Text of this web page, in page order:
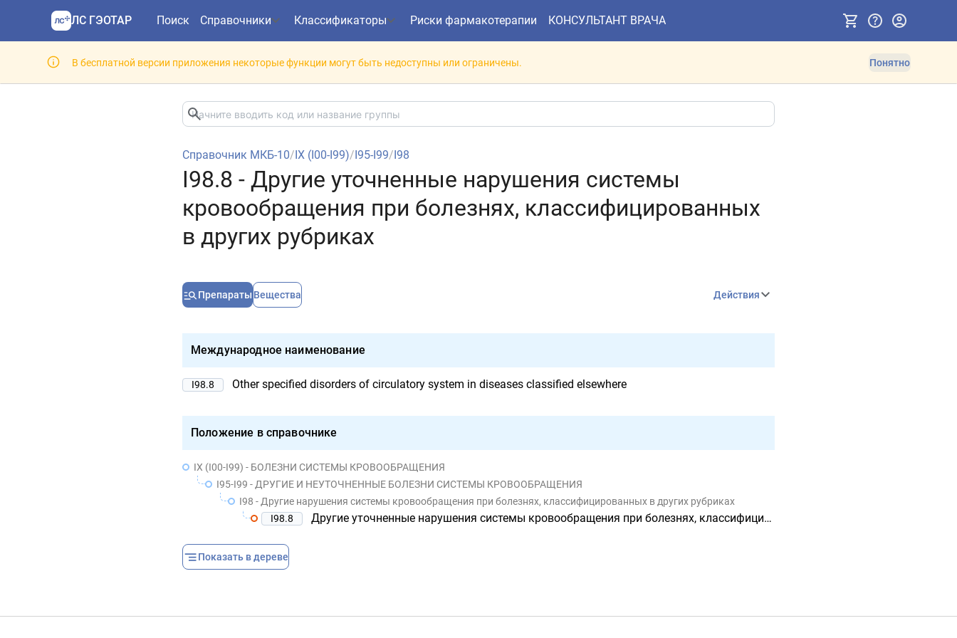
ЛС ГЭОТАР Поиск Справочники Классификаторы Риски фармакотерапии КОНСУЛЬТАНТ ВРАЧА
В бесплатной версии приложения некоторые функции могут быть недоступны или ограничены. Понятно
Справочник МКБ-10/IX (I00-I99)/I95-I99/I98
I98.8 - Другие уточненные нарушения системы
кровообращения при болезнях, классифицированных
в других рубриках
Препараты Вещества Действия
Международное наименование
I98.8 Other specified disorders of circulatory system in diseases classified elsewhere
Положение в справочнике
IX (I00-I99) - БОЛЕЗНИ СИСТЕМЫ КРОВООБРАЩЕНИЯ
I95-I99 - ДРУГИЕ И НЕУТОЧНЕННЫЕ БОЛЕЗНИ СИСТЕМЫ КРОВООБРАЩЕНИЯ
I98 - Другие нарушения системы кровообращения при болезнях, классифицированных в других рубриках
I98.8
Другие уточненные нарушения системы кровообращения при болезнях, классифицированных в других рубриках
Показать в дереве